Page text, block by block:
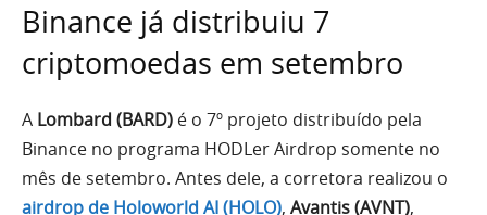
Binance já distribuiu 7
criptomoedas em setembro
A Lombard (BARD) é o 7º projeto distribuído pela
Binance no programa HODLer Airdrop somente no
mês de setembro. Antes dele, a corretora realizou o
airdrop de Holoworld AI (HOLO), Avantis (AVNT),